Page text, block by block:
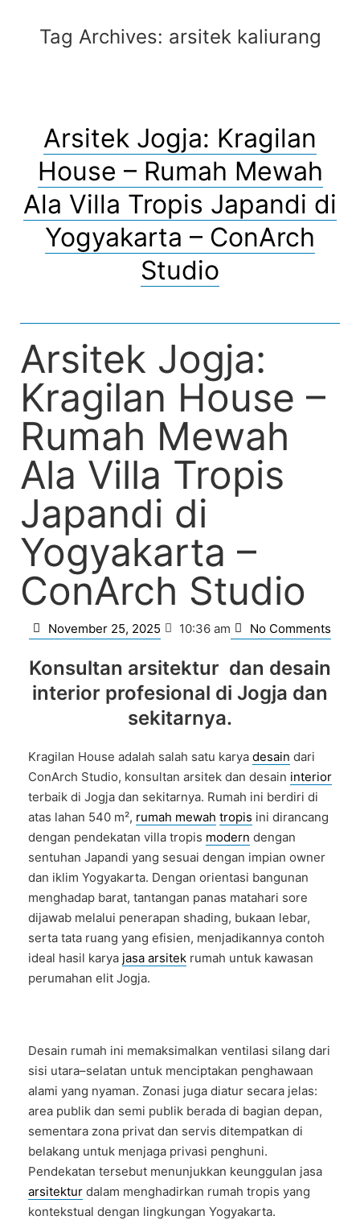
Tag Archives: arsitek kaliurang
Arsitek Jogja: Kragilan
House – Rumah Mewah
Ala Villa Tropis Japandi di
Yogyakarta – ConArch
Studio
Arsitek Jogja:
Kragilan House –
Rumah Mewah
Ala Villa Tropis
Japandi di
Yogyakarta –
ConArch Studio
November 25, 2025 10:36 am No Comments
Konsultan arsitektur dan desain
interior profesional di Jogja dan
sekitarnya.
Kragilan House adalah salah satu karya desain dari
ConArch Studio, konsultan arsitek dan desain interior
terbaik di Jogja dan sekitarnya. Rumah ini berdiri di
atas lahan 540 m², rumah mewah tropis ini dirancang
dengan pendekatan villa tropis modern dengan
sentuhan Japandi yang sesuai dengan impian owner
dan iklim Yogyakarta. Dengan orientasi bangunan
menghadap barat, tantangan panas matahari sore
dijawab melalui penerapan shading, bukaan lebar,
serta tata ruang yang efisien, menjadikannya contoh
ideal hasil karya jasa arsitek rumah untuk kawasan
perumahan elit Jogja.
Desain rumah ini memaksimalkan ventilasi silang dari
sisi utara–selatan untuk menciptakan penghawaan
alami yang nyaman. Zonasi juga diatur secara jelas:
area publik dan semi publik berada di bagian depan,
sementara zona privat dan servis ditempatkan di
belakang untuk menjaga privasi penghuni.
Pendekatan tersebut menunjukkan keunggulan jasa
arsitektur dalam menghadirkan rumah tropis yang
kontekstual dengan lingkungan Yogyakarta.